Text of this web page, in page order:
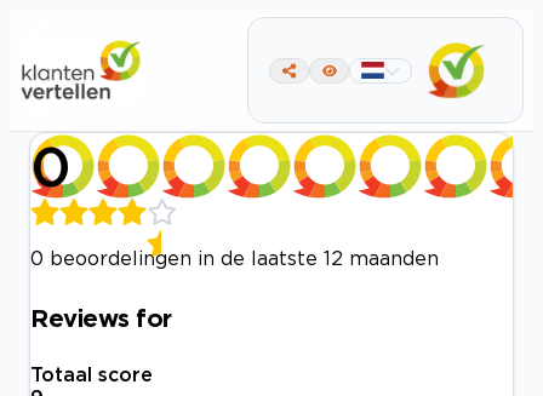
0
0 beoordelingen in de laatste 12 maanden
Reviews for
Totaal score